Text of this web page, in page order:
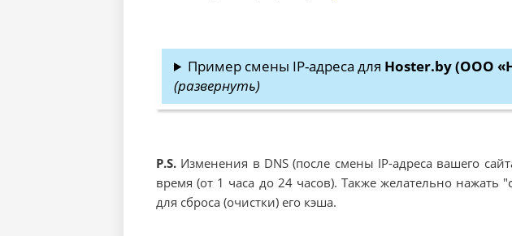
Пример смены IP-адреса для Hoster.by (ООО
(развернуть)
P.S. Изменения в DNS (после смены IP-адреса вашего
время (от 1 часа до 24 часов). Также желательно
для сброса (очистки) его кэша.